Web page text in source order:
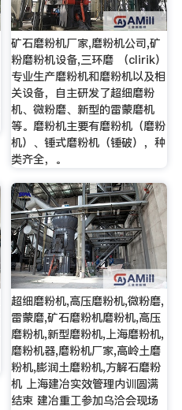
矿石磨粉机厂家,磨粉机公司,矿
粉磨粉机设备,三环磨 （clirik）
专业生产磨粉机和磨粉机以及相
关设备，自主研发了超细磨粉
机、微粉磨、新型的雷蒙磨机
等。磨粉机主要有磨粉机（磨粉
机）、锤式磨粉机（锤破），种
类齐全，。
超细磨粉机,高压磨粉机,微粉磨,
雷蒙磨,矿石磨粉机磨粉机,高压
磨粉机,新型磨粉机,上海磨粉机,
磨粉机器,磨粉机厂家,高岭土磨
粉机,膨润土磨粉机,方解石磨粉
机 上海建冶实效管理内训圆满
结束 建冶重工参加乌洽会现场